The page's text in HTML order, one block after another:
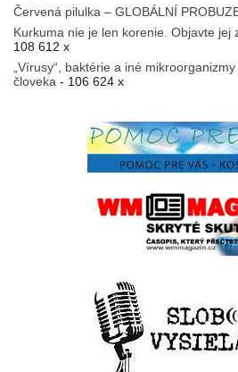
Červená pilulka – GLOBÁLNÍ
Kurkuma nie je len korenie. Objavte jej
108 612 x
„Vírusy“, baktérie a iné
človeka - 106 624 x